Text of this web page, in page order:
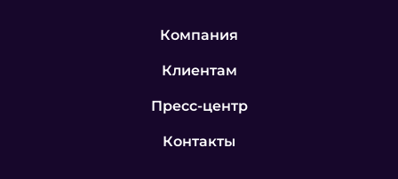
Компания
Клиентам
Пресс-центр
Контакты